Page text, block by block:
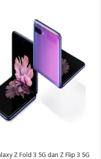
Z Fold 3 5G dan Z Flip 3 5G